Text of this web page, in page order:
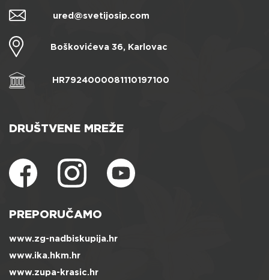
ured@svetijosip.com
Boškovićeva 36, Karlovac
HR7924000081110197100
DRUŠTVENE MREŽE
PREPORUČAMO
www.zg-nadbiskupija.hr
www.ika.hkm.hr
www.zupa-krasic.hr